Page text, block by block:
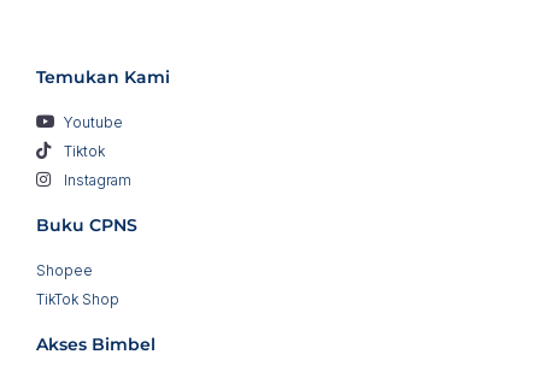
Temukan Kami
Youtube
Tiktok
Instagram
Buku CPNS
Shopee
TikTok Shop
Akses Bimbel